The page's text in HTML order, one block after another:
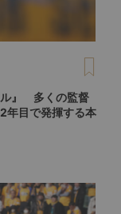
ル』 多くの監督
年目で発揮する本